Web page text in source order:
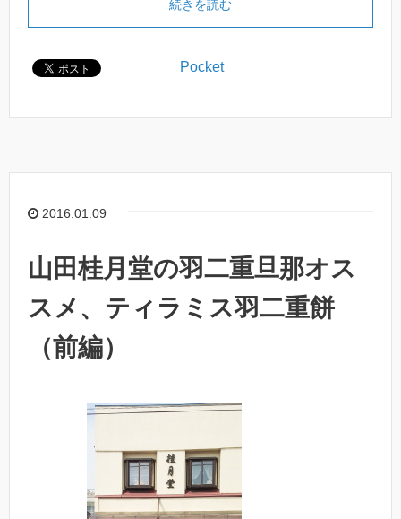
続きを読む
Pocket
2016.01.09
山田桂月堂の羽二重旦那オス
スメ、ティラミス羽二重餅
（前編）